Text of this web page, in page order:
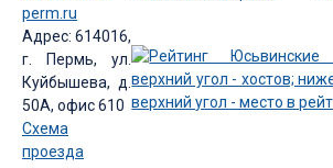
perm.ru
Адрес: 614016,
г. Пермь, ул.
Куйбышева, д.
50А, офис 610
Схема
проезда